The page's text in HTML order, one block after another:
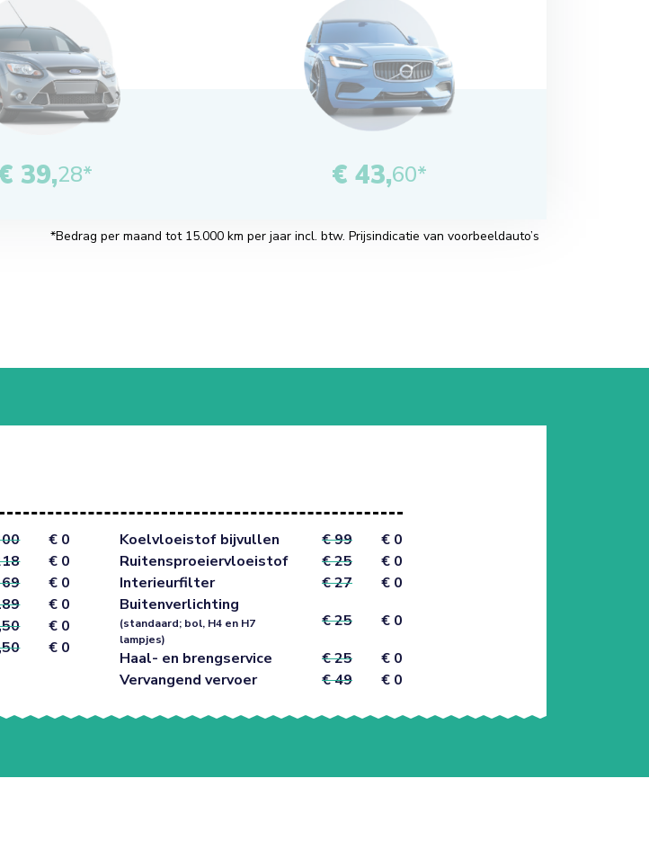
39,28* € 43,60*
*Bedrag per maand tot 15.000 km per jaar incl. btw. Prijsindicatie van voorbeeldauto’s
€ 0
€ 0
€ 0
€ 0
€ 0
€ 0
Koelvloeistof bijvullen € 99
€ 0
Ruitensproeiervloeistof
€ 25
€ 0
Interieurfilter
€ 27
€ 0
Buitenverlichting
(standaard; bol, H4 en H7
lampjes)
€ 25
€ 0
Haal- en brengservice
€ 25
€ 0
Vervangend vervoer
€ 49 € 0